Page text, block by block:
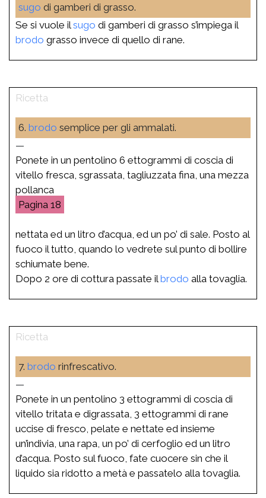
sugo di gamberi di grasso.
Se si vuole ilsugo di gamberi di grasso s’impiega il
brodo grasso invece di quello di rane.
6. brodo semplice per gli ammalati.
—
Ponete in un pentolino 6 ettogrammi di coscia di
vitello fresca, sgrassata, tagliuzzata fina, una mezza
pollanca
18
nettata ed un litro d’acqua, ed un po’ di sale. Posto al
fuoco il tutto, quando lo vedrete sul punto di bollire
schiumate bene.
Dopo 2 ore di cottura passate ilbrodo alla tovaglia.
7. brodo rinfrescativo.
—
Ponete in un pentolino 3 ettogrammi di coscia di
vitello tritata e digrassata, 3 ettogrammi di rane
uccise di fresco, pelate e nettate ed insieme
un’indivia, una rapa, un po’ di cerfoglio ed un litro
d’acqua. Posto sul fuoco, fate cuocere sin che il
liquido sia ridotto a metà e passatelo alla tovaglia.